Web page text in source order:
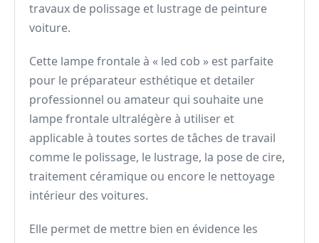
travaux de polissage et lustrage de peinture
voiture.
Cette lampe frontale à « led cob » est parfaite
pour le préparateur esthétique et detailer
professionnel ou amateur qui souhaite une
lampe frontale ultralégère à utiliser et
applicable à toutes sortes de tâches de travail
comme le polissage, le lustrage, la pose de cire,
traitement céramique ou encore le nettoyage
intérieur des voitures.
Elle permet de mettre bien en évidence les